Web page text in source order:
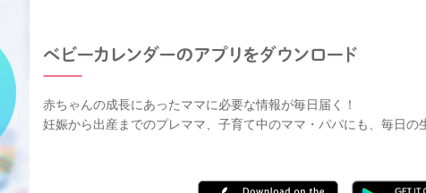
赤ちゃんの成長にあったママに必要な情報が毎日届く！
妊娠から出産までのプレママ、子育て中のママ・パパにも、毎日の